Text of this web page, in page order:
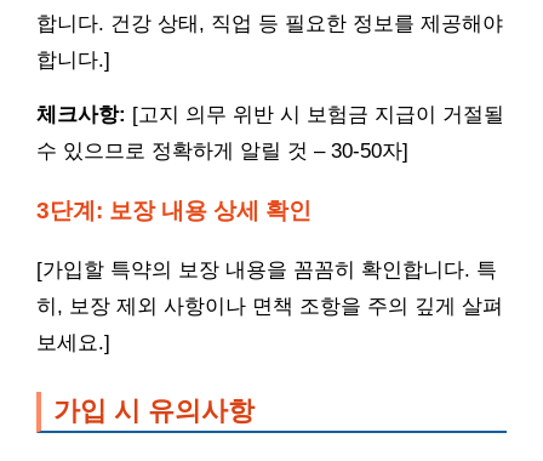
합니다. 건강 상태, 직업 등 필요한 정보를 제공해야
합니다.]
체크사항: [고지 의무 위반 시 보험금 지급이 거절될
수 있으므로 정확하게 알릴 것 – 30-50자]
3단계: 보장 내용 상세 확인
[가입할 특약의 보장 내용을 꼼꼼히 확인합니다. 특
히, 보장 제외 사항이나 면책 조항을 주의 깊게 살펴
보세요.]
가입 시 유의사항